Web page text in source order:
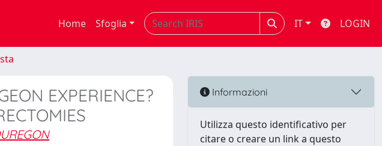
Home Sfoglia IT LOGIN
EXPERIENCE?
Informazioni
Utilizza questo identificativo per
citare o creare un link a questo